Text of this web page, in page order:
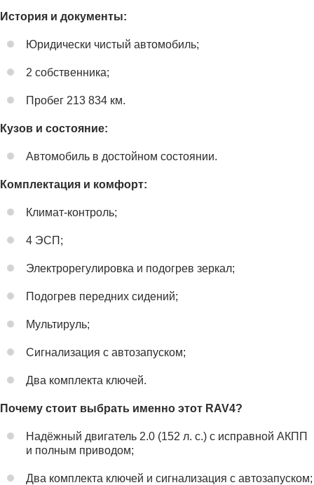
История и документы:
Юридически чистый автомобиль;
2 собственника;
Пробег 213 834 км.
Кузов и состояние:
Автомобиль в достойном состоянии.
Комплектация и комфорт:
Климат-контроль;
4 ЭСП;
Электрорегулировка и подогрев зеркал;
Подогрев передних сидений;
Мультируль;
Сигнализация с автозапуском;
Два комплекта ключей.
Почему стоит выбрать именно этот RAV4?
Надёжный двигатель 2.0 (152 л. с.) с исправной АКПП
и полным приводом;
Два комплекта ключей и сигнализация с автозапуском;